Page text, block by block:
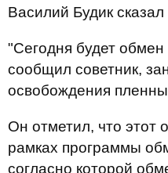
Василий Будик сказал
"Сегодня будет
сообщил советник,
освобождения
Он отметил, что этот
рамках программы
согласно которой